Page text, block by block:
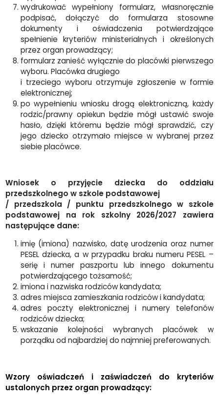
wydrukować wypełniony formularz, własnoręcznie
podpisać, dołączyć do formularza stosowne
dokumenty i oświadczenia potwierdzające
spełnienie kryteriów ministerialnych i określonych
przez organ prowadzący;
formularz zanieść wyłącznie do placówki pierwszego
wyboru. Placówka drugiego
i trzeciego wyboru otrzymuje zgłoszenie w formie
elektronicznej;
po wypełnieniu wniosku drogą elektroniczną, każdy
rodzic/prawny opiekun będzie mógł ustawić swoje
hasło, dzięki któremu będzie mógł sprawdzić, czy
jego dziecko otrzymało miejsce w wybranej przez
siebie placówce.
Wniosek o przyjęcie dziecka do oddziału
przedszkolnego w szkole podstawowej
/ przedszkola / punktu przedszkolnego w szkole
podstawowej na rok szkolny 2026/2027 zawiera
następujące dane:
imię (imiona) nazwisko, datę urodzenia oraz numer
PESEL dziecka, a w przypadku braku numeru PESEL –
serię i numer paszportu lub innego dokumentu
potwierdzającego tożsamość;
imiona i nazwiska rodziców kandydata;
adres miejsca zamieszkania rodziców i kandydata;
adres poczty elektronicznej i numery telefonów
rodziców dziecka;
wskazanie kolejności wybranych placówek w
porządku od najbardziej do najmniej preferowanych.
Wzory oświadczeń i zaświadczeń do kryteriów
ustalonych przez organ prowadzący: